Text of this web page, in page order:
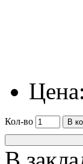
Цена:
Кол-во
В